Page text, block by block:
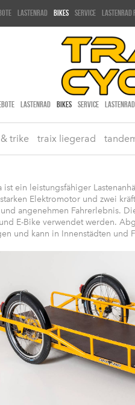
lastenrad bikes service lastenrad
LASTENRAD BIKES SERVICE
trike traix liegerad
ist ein leistungsfähiger
Elektromotor und zwei
angenehmen Fahrerlebnis.
E-Bike verwendet werden.
und kann in Innenstädten und